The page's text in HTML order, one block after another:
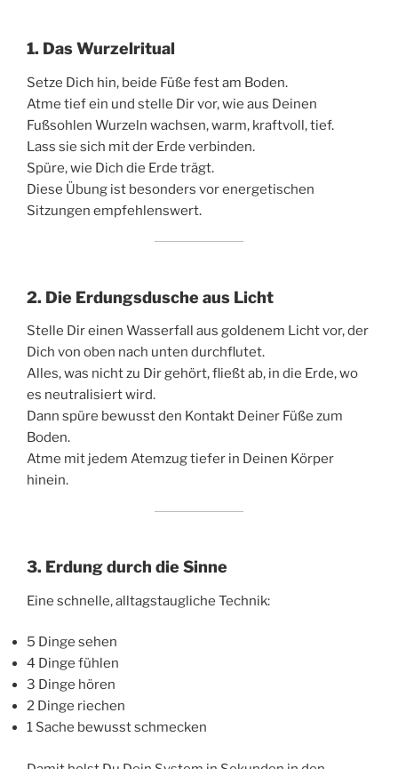
1. Das Wurzelritual
Setze Dich hin, beide Füße fest am Boden.
Atme tief ein und stelle Dir vor, wie aus Deinen
Fußsohlen Wurzeln wachsen, warm, kraftvoll, tief.
Lass sie sich mit der Erde verbinden.
Spüre, wie Dich die Erde trägt.
Diese Übung ist besonders vor energetischen
Sitzungen empfehlenswert.
2. Die Erdungsdusche aus Licht
Stelle Dir einen Wasserfall aus goldenem Licht vor, der
Dich von oben nach unten durchflutet.
Alles, was nicht zu Dir gehört, fließt ab, in die Erde, wo
es neutralisiert wird.
Dann spüre bewusst den Kontakt Deiner Füße zum
Boden.
Atme mit jedem Atemzug tiefer in Deinen Körper
hinein.
3. Erdung durch die Sinne
Eine schnelle, alltagstaugliche Technik:
5 Dinge sehen
4 Dinge fühlen
3 Dinge hören
2 Dinge riechen
1 Sache bewusst schmecken